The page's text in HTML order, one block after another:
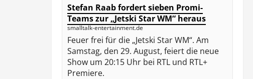
Stefan Raab fordert sieben Promi-
Teams zur „Jetski Star WM“ heraus
smalltalk-entertainment.de
Feuer frei für die „Jetski Star WM“. Am
Samstag, den 29. August, feiert die neue
Show um 20:15 Uhr bei RTL und RTL+
Premiere.